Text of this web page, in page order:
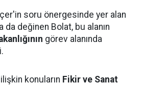
soru önergesinde yer alan
da değinen Bolat, bu alanın
görev alanında
konuların Fikir ve Sanat